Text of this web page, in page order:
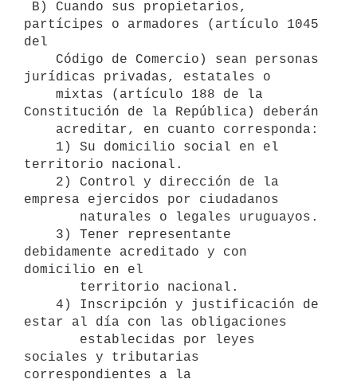
partícipes o armadores (artículo 1045
del
jurídicas privadas, estatales o
Constitución de la República) deberán
territorio nacional.
empresa ejercidos por ciudadanos
debidamente acreditado y con
domicilio en el
estar al día con las obligaciones
sociales y tributarias
correspondientes a la